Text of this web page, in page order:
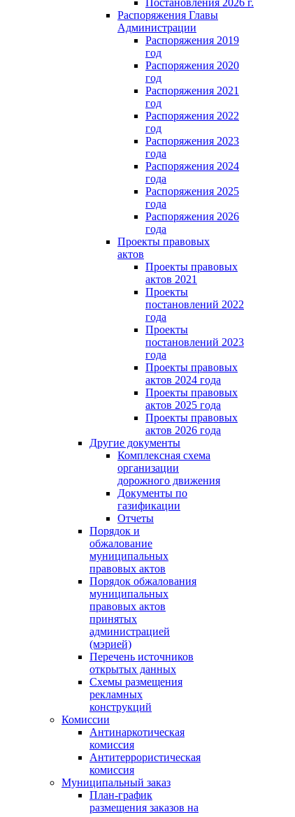
Постановления 2026 г.
Распоряжения Главы
Администрации
Распоряжения 2019
год
Распоряжения 2020
год
Распоряжения 2021
год
Распоряжения 2022
год
Распоряжения 2023
года
Распоряжения 2024
года
Распоряжения 2025
года
Распоряжения 2026
года
Проекты правовых
актов
Проекты правовых
актов 2021
Проекты
постановлений 2022
года
Проекты
постановлений 2023
года
Проекты правовых
актов 2024 года
Проекты правовых
актов 2025 года
Проекты правовых
актов 2026 года
Другие документы
Комплексная схема
организации
дорожного движения
Документы по
газификации
Отчеты
Порядок и
обжалование
муниципальных
правовых актов
Порядок обжалования
муниципальных
правовых актов
принятых
администрацией
(мэрией)
Перечень источников
открытых данных
Схемы размещения
рекламных
конструкций
Комиссии
Антинаркотическая
комиссия
Антитеррористическая
комиссия
Муниципальный заказ
План-график
размещения заказов на